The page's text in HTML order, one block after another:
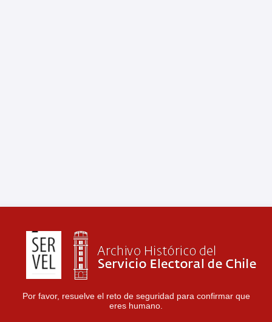
Por favor, resuelve el reto de seguridad para confirmar que
eres humano.